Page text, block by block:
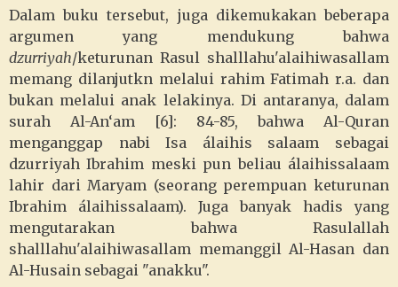
Dalam buku tersebut, juga dikemukakan beberapa
argumen yang mendukung bahwa
dzurriyah/keturunan Rasul shalllahu'alaihiwasallam
memang dilanjutkn melalui rahim Fatimah r.a. dan
bukan melalui anak lelakinya. Di antaranya, dalam
surah Al-An‘am [6]: 84-85, bahwa Al-Quran
menganggap nabi Isa álaihis salaam sebagai
dzurriyah Ibrahim meski pun beliau álaihissalaam
lahir dari Maryam (seorang perempuan keturunan
Ibrahim álaihissalaam). Juga banyak hadis yang
mengutarakan bahwa Rasulallah
shalllahu'alaihiwasallam memanggil Al-Hasan dan
Al-Husain sebagai "anakku".